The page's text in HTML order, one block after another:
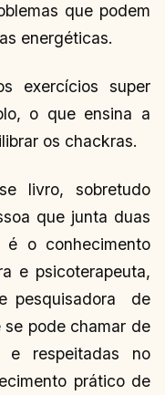
que podem
energéticas.
exercícios super
o que ensina a
os chackras.
livro, sobretudo
que junta duas
é o conhecimento
e psicoterapeuta,
pesquisadora de
pode chamar de
e respeitadas no
prático de